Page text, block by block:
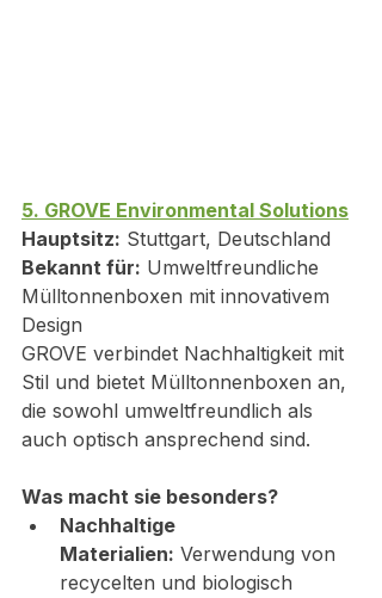
5. GROVE Environmental Solutions
Hauptsitz: Stuttgart, Deutschland
Bekannt für: Umweltfreundliche
Mülltonnenboxen mit innovativem
Design
GROVE verbindet Nachhaltigkeit mit
Stil und bietet Mülltonnenboxen an,
die sowohl umweltfreundlich als
auch optisch ansprechend sind.
Was macht sie besonders?
Nachhaltige
Materialien: Verwendung von
recycelten und biologisch